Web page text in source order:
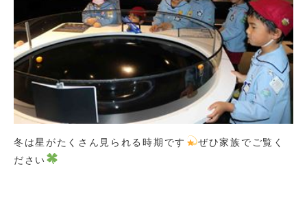
冬は星がたくさん見られる時期です
ぜひ家族でご覧く
ださい